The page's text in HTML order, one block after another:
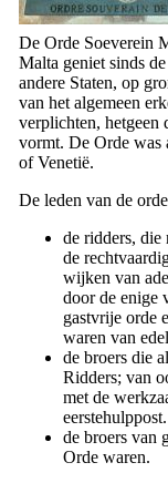
De Orde Soeverein
Malta geniet sinds
andere Staten, op
van het algemeen
verplichten, hetgeen
vormt. De Orde was
of Venetië.
De leden van de
de ridders, die
de
wijken van
door de enige
gastvrije orde
waren van
de broers die
Ridders; van
met de
eerstehulppost.
de broers van
Orde waren.